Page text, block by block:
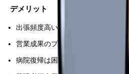
デメリット
出張頻度高い
営業成果のプレッシャー
病院復帰は困難(ブランク)